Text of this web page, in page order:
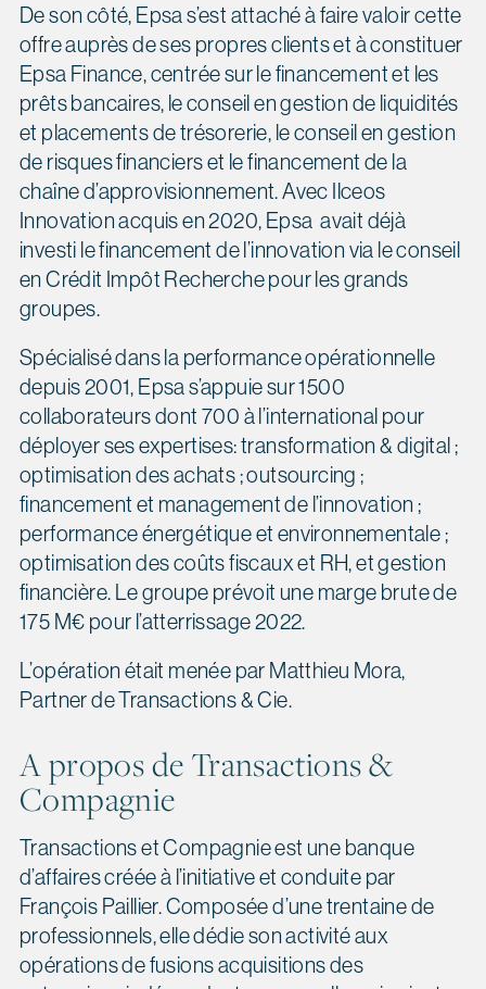
De son côté, Epsa s’est attaché à faire valoir cette
offre auprès de ses propres clients et à constituer
Epsa Finance, centrée sur le financement et les
prêts bancaires, le conseil en gestion de liquidités
et placements de trésorerie, le conseil en gestion
de risques financiers et le financement de la
chaîne d’approvisionnement. Avec Ilceos
Innovation acquis en 2020, Epsa avait déjà
investi le financement de l’innovation via le conseil
en Crédit Impôt Recherche pour les grands
groupes.
Spécialisé dans la performance opérationnelle
depuis 2001, Epsa s’appuie sur 1500
collaborateurs dont 700 à l’international pour
déployer ses expertises: transformation & digital ;
optimisation des achats ; outsourcing ;
financement et management de l’innovation ;
performance énergétique et environnementale ;
optimisation des coûts fiscaux et RH, et gestion
financière. Le groupe prévoit une marge brute de
175 M€ pour l’atterrissage 2022.
L’opération était menée par Matthieu Mora,
Partner de Transactions & Cie.
A propos de Transactions &
Compagnie
Transactions et Compagnie est une banque
d’affaires créée à l’initiative et conduite par
François Paillier. Composée d’une trentaine de
professionnels, elle dédie son activité aux
opérations de fusions acquisitions des